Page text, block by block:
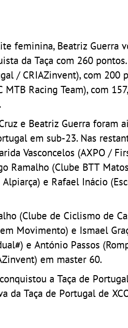
feminina, Beatriz Guerra
da Taça com 260
/ CRIAZinvent), com 200
MTB Racing Team), com
e Beatriz Guerra foram
em sub-23. Nas
Vasconcelos (AXPO /
Ramalho (Clube BTT
e Rafael Inácio
(Clube de Ciclismo de
Movimento) e Ismael
e António Passos
em master 60.
a Taça de
da Taça de Portugal de